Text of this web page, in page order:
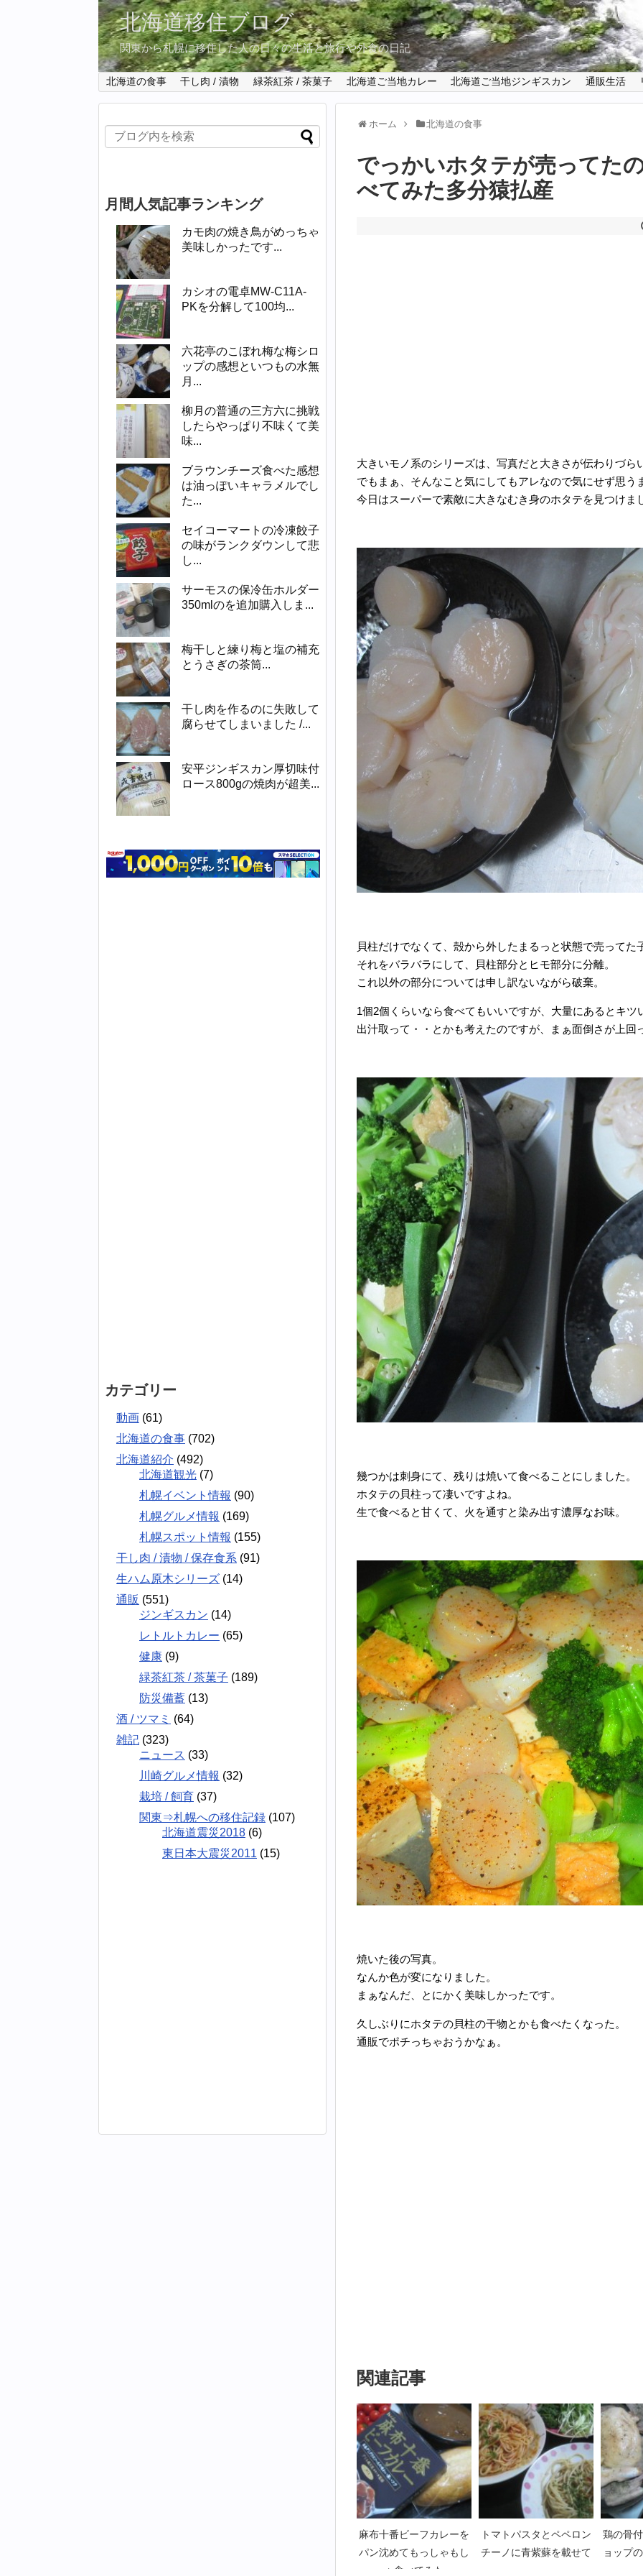
北海道移住ブログ
関東から札幌に移住した人の日々の生活と旅行や外食の日記
北海道の食事 干し肉 / 漬物 緑茶紅茶 / 茶菓子 北海道ご当地カレー 北海道ご当地ジンギスカン 通販生活
ホーム 北海道の食事
でっかいホタテが売ってた
べてみた多分猿払産
大きいモノ系のシリーズは、写真だと大きさが伝わりづら
でもまぁ、そんなこと気にしてもアレなので気にせず思う
今日はスーパーで素敵に大きなむき身のホタテを見つけま
貝柱だけでなくて、殻から外したまるっと状態で売ってた
それをバラバラにして、貝柱部分とヒモ部分に分離。
これ以外の部分については申し訳ないながら破棄。
1個2個くらいなら食べてもいいですが、大量にあるとキツ
出汁取って・・とかも考えたのですが、まぁ面倒さが上回
幾つかは刺身にて、残りは焼いて食べることにしました。
ホタテの貝柱って凄いですよね。
生で食べると甘くて、火を通すと染み出す濃厚なお味。
焼いた後の写真。
なんか色が変になりました。
まぁなんだ、とにかく美味しかったです。
久しぶりにホタテの貝柱の干物とかも食べたくなった。
通販でポチっちゃおうかなぁ。
関連記事
麻布十番ビーフカレーを
パン沈めてもっしゃもし
ゃ食べてみた
トマトパスタとペペロン
チーノに青紫蘇を載せて
鶏の骨
ョップ
月間人気記事ランキング
カモ肉の焼き鳥がめっちゃ
美味しかったです...
カシオの電卓MW-C11A-
PKを分解して100均...
六花亭のこぼれ梅な梅シロ
ップの感想といつもの水無
月...
柳月の普通の三方六に挑戦
したらやっぱり不味くて美
味...
ブラウンチーズ食べた感想
は油っぽいキャラメルでし
た...
セイコーマートの冷凍餃子
の味がランクダウンして悲
し...
サーモスの保冷缶ホルダー
350mlのを追加購入しま...
梅干しと練り梅と塩の補充
とうさぎの茶筒...
干し肉を作るのに失敗して
腐らせてしまいました /...
安平ジンギスカン厚切味付
ロース800gの焼肉が超美...
カテゴリー
動画 (61)
北海道の食事 (702)
北海道紹介 (492)
北海道観光 (7)
札幌イベント情報 (90)
札幌グルメ情報 (169)
札幌スポット情報 (155)
干し肉 / 漬物 / 保存食系 (91)
生ハム原木シリーズ (14)
通販 (551)
ジンギスカン (14)
レトルトカレー (65)
健康 (9)
緑茶紅茶 / 茶菓子 (189)
防災備蓄 (13)
酒 / ツマミ (64)
雑記 (323)
ニュース (33)
川崎グルメ情報 (32)
栽培 / 飼育 (37)
関東⇒札幌への移住記録 (107)
北海道震災2018 (6)
東日本大震災2011 (15)